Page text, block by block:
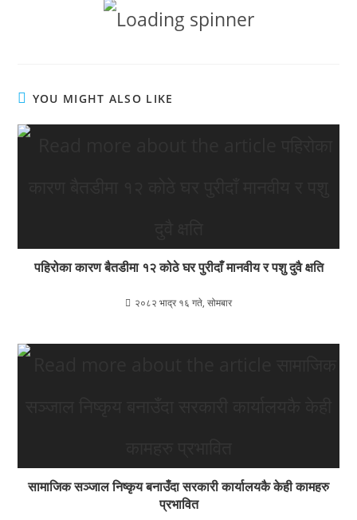
YOU MIGHT ALSO LIKE
पहिरोका कारण बैतडीमा १२ कोठे घर पुरीदाँ मानवीय र पशु दुवै क्षति
२०८२ भाद्र १६ गते, सोमबार
सामाजिक सञ्जाल निष्कृय बनाउँदा सरकारी कार्यालयकै केही कामहरु
प्रभावित